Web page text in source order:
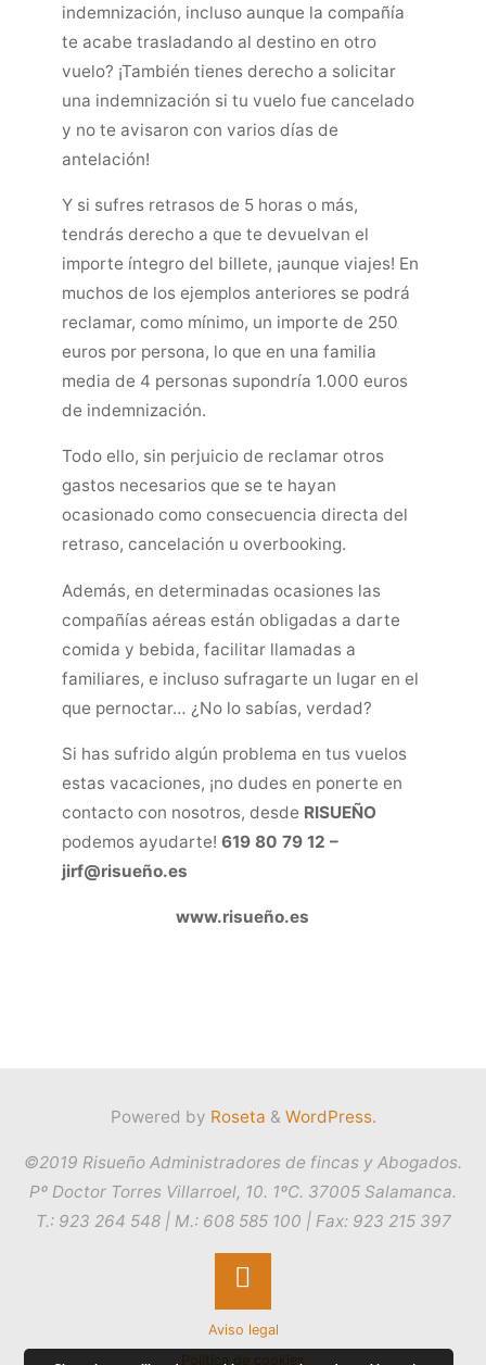
indemnización, incluso aunque la compañía
te acabe trasladando al destino en otro
vuelo? ¡También tienes derecho a solicitar
una indemnización si tu vuelo fue cancelado
y no te avisaron con varios días de
antelación!
Y si sufres retrasos de 5 horas o más,
tendrás derecho a que te devuelvan el
importe íntegro del billete, ¡aunque viajes! En
muchos de los ejemplos anteriores se podrá
reclamar, como mínimo, un importe de 250
euros por persona, lo que en una familia
media de 4 personas supondría 1.000 euros
de indemnización.
Todo ello, sin perjuicio de reclamar otros
gastos necesarios que se te hayan
ocasionado como consecuencia directa del
retraso, cancelación u overbooking.
Además, en determinadas ocasiones las
compañías aéreas están obligadas a darte
comida y bebida, facilitar llamadas a
familiares, e incluso sufragarte un lugar en el
que pernoctar… ¿No lo sabías, verdad?
Si has sufrido algún problema en tus vuelos
estas vacaciones, ¡no dudes en ponerte en
contacto con nosotros, desde RISUEÑO
podemos ayudarte!619 80 79 12 –
jirf@risueño.es
www.risueño.es
Powered by Roseta & WordPress.
©2019 Risueño Administradores de fincas y Abogados.
Pº Doctor Torres Villarroel, 10. 1ºC. 37005 Salamanca.
T.: 923 264 548 | M.: 608 585 100 | Fax: 923 215 397
Aviso legal
Política de cookies
Back
to